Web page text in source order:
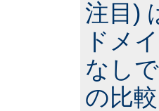
注目)
ドメ
なし
の比